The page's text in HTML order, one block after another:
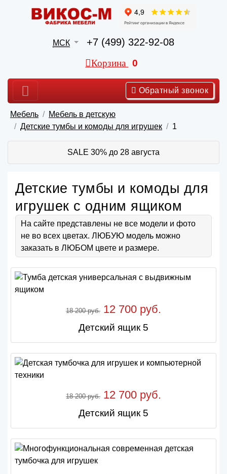
МСК +7 (499) 322-92-08
Корзина 0
Обратный звонок
Мебель
Мебель в детскую
Детские тумбы и комоды для игрушек
1
SALE 30% до 28 августа
Детские тумбы и комоды для
игрушек с одним ящиком
На сайте представлены не все модели и фото
не во всех цветах. ЛЮБУЮ модель можно
заказать в ЛЮБОМ цвете и размере.
18 200 руб. 12 700 руб.
Детский ящик 5
18 200 руб. 12 700 руб.
Детский ящик 5